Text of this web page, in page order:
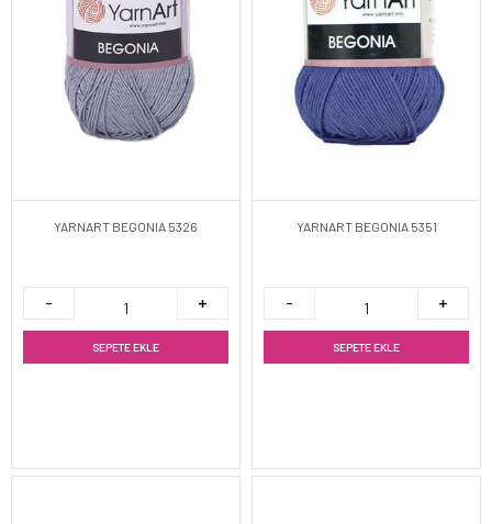
YARNART BEGONIA 5326
SEPETE EKLE
YARNART BEGONIA 5351
SEPETE EKLE